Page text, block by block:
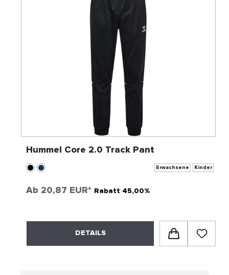
Hummel Core 2.0 Track Pant
Erwachsene Kinder
Ab 20,87 EUR* Rabatt 45,00%
DETAILS